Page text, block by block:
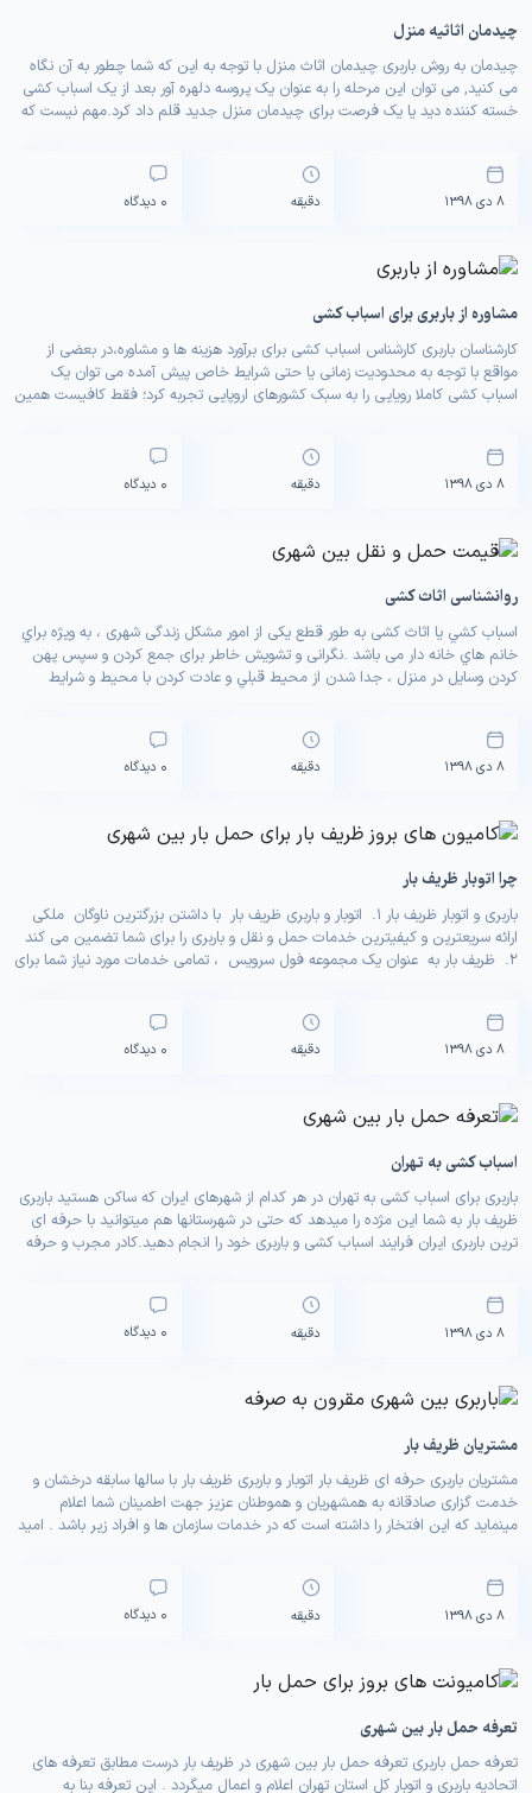
چیدمان اثاثیه منزل
چیدمان به روش باربری چیدمان اثاث منزل با توجه به این که شما چطور به آن نگاه
می کنید, می توان این مرحله را به عنوان یک پروسه دلهره آور بعد از یک اسباب کشی
خسته کننده دید یا یک فرصت برای چیدمان منزل جدید قلم داد کرد.مهم نیست که
8 دی 1398 دقیقه 0 دیدگاه
مشاوره از باربری برای اسباب کشی
کارشناسان باربری کارشناس اسباب کشی برای برآورد هزینه ها و مشاوره،در بعضی از
مواقع با توجه به محدودیت زمانی یا حتی شرایط خاص پیش آمده می توان یک
اسباب کشی کاملا رویایی را به سبک کشورهای اروپایی تجربه کرد؛ فقط کافیست همین
8 دی 1398 دقیقه 0 دیدگاه
روانشناسی اثاث کشی
اسباب کشي یا اثاث کشی به طور قطع یکی از امور مشکل زندگی شهری ، به ويژه براي
خانم هاي خانه دار می باشد .نگرانی و تشویش خاطر برای جمع کردن و سپس پهن
کردن وسايل در منزل ، جدا شدن از محيط قبلي و عادت کردن با محیط و شرایط
8 دی 1398 دقیقه 0 دیدگاه
چرا اتوبار ظریف بار
باربری و اتوبار ظریف بار 1. اتوبار و باربری ظریف بار با داشتن بزرگترین ناوگان ملکی
ارائه سریعترین و کیفیترین خدمات حمل و نقل و باربری را برای شما تضمین می کند
2. ظریف بار به عنوان یک مجموعه فول سرویس ، تمامی خدمات مورد نیاز شما برای
8 دی 1398 دقیقه 0 دیدگاه
اسباب کشی به تهران
باربری برای اسباب کشی به تهران در هر کدام از شهرهای ایران که ساکن هستید باربری
ظریف بار به شما این مژده را میدهد که حتی در شهرستانها هم میتوانید با حرفه ای
ترین باربری ایران فرایند اسباب کشی و باربری خود را انجام دهید.کادر مجرب و حرفه
8 دی 1398 دقیقه 0 دیدگاه
مشتریان ظریف بار
مشتریان باربری حرفه ای ظریف بار اتوبار و باربری ظریف بار با سالها سابقه درخشان و
خدمت گزاری صادقانه به همشهریان و هموطنان عزیز جهت اطمینان شما اعلام
مینماید که این افتخار را داشته است که در خدمات سازمان ها و افراد زیر باشد . امید
8 دی 1398 دقیقه 0 دیدگاه
تعرفه حمل بار بین شهری
تعرفه حمل باربری تعرفه حمل بار بین شهری در ظریف بار درست مطابق تعرفه های
اتحادیه باربری و اتوبار کل استان تهران اعلام و اعمال میگردد . این تعرفه بنا به